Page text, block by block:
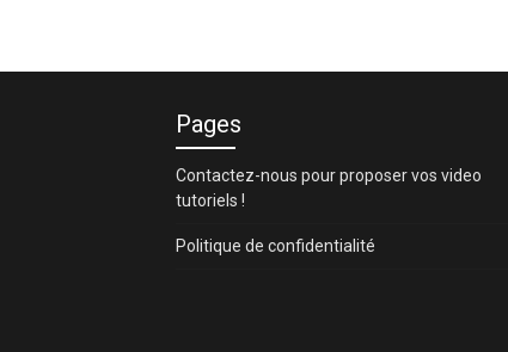
Pages
Contactez-nous pour proposer vos video
tutoriels !
Politique de confidentialité